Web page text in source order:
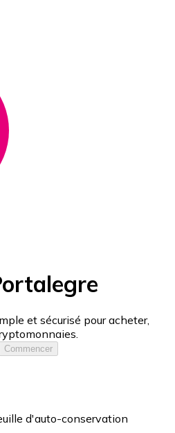
et sécurisé pour acheter,
Commencer
d'auto-conservation